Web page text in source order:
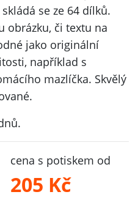
se ze 64 dílků.
obrázku, či textu na
jako originální
například s
mazlíčka. Skvělý
cena s potiskem od
205 Kč